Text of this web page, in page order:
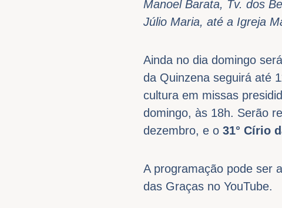
Manoel Barata, Tv. dos
Júlio Maria, até a Igreja
Ainda no dia domingo
da Quinzena seguirá até
cultura em missas
domingo, às 18h. Serão
dezembro, e o 31° Círio
A programação pode ser
das Graças no YouTube.